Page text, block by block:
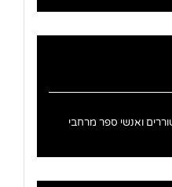
ואנשי ספר מרחבי